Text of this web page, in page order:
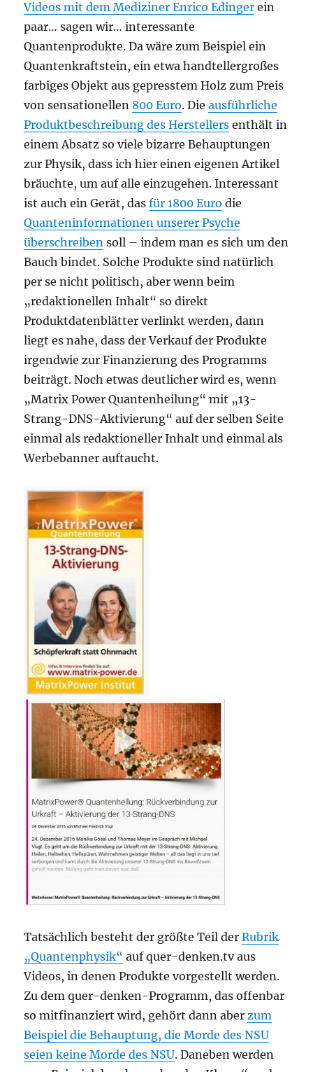
Videos mit dem Mediziner Enrico Edinger ein
paar… sagen wir… interessante
Quantenprodukte. Da wäre zum Beispiel ein
Quantenkraftstein, ein etwa handtellergroßes
farbiges Objekt aus gepresstem Holz zum Preis
von sensationellen 800 Euro. Dieausführliche
Produktbeschreibung des Herstellers enthält in
einem Absatz so viele bizarre Behauptungen
zur Physik, dass ich hier einen eigenen Artikel
bräuchte, um auf alle einzugehen. Interessant
ist auch ein Gerät, dasfür 1800 Euro die
Quanteninformationen unserer Psyche
überschreiben soll – indem man es sich um den
Bauch bindet. Solche Produkte sind natürlich
per se nicht politisch, aber wenn beim
„redaktionellen Inhalt“ so direkt
Produktdatenblätter verlinkt werden, dann
liegt es nahe, dass der Verkauf der Produkte
irgendwie zur Finanzierung des Programms
beiträgt. Noch etwas deutlicher wird es, wenn
„Matrix Power Quantenheilung“ mit „13-
Strang-DNS-Aktivierung“ auf der selben Seite
einmal als redaktioneller Inhalt und einmal als
Werbebanner auftaucht.
Tatsächlich besteht der größte Teil derRubrik
„Quantenphysik“ auf quer-denken.tv aus
Videos, in denen Produkte vorgestellt werden.
Zu dem quer-denken-Programm, das offenbar
so mitfinanziert wird, gehört dann aberzum
Beispiel die Behauptung, die Morde des NSU
seien keine Morde des NSU. Daneben werden